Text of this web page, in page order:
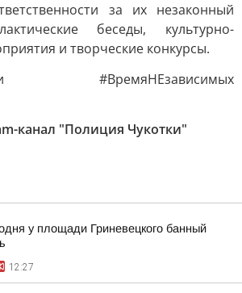
за их незаконный
беседы, культурно-
и творческие конкурсы.
#ВремяНЕзависимых
канал "Полиция Чукотки"
у площади Гриневецкого банный
12:27